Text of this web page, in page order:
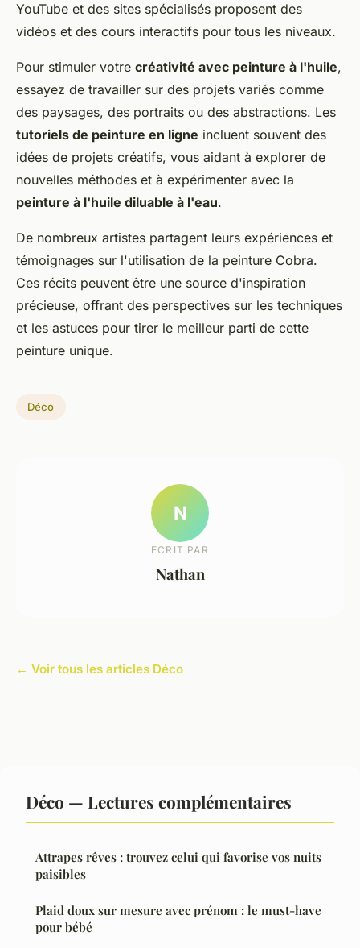
YouTube et des sites spécialisés proposent des
vidéos et des cours interactifs pour tous les niveaux.
Pour stimuler votre créativité avec peinture à l'huile,
essayez de travailler sur des projets variés comme
des paysages, des portraits ou des abstractions. Les
tutoriels de peinture en ligne incluent souvent des
idées de projets créatifs, vous aidant à explorer de
nouvelles méthodes et à expérimenter avec la
peinture à l'huile diluable à l'eau.
De nombreux artistes partagent leurs expériences et
témoignages sur l'utilisation de la peinture Cobra.
Ces récits peuvent être une source d'inspiration
précieuse, offrant des perspectives sur les techniques
et les astuces pour tirer le meilleur parti de cette
peinture unique.
Déco
N
ECRIT PAR
Nathan
← Voir tous les articles Déco
Déco — Lectures complémentaires
Attrapes rêves : trouvez celui qui favorise vos nuits
paisibles
Plaid doux sur mesure avec prénom : le must-have
pour bébé